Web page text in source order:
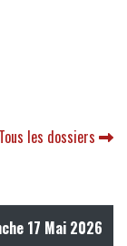
Tous les dossiers
17 Mai 2026